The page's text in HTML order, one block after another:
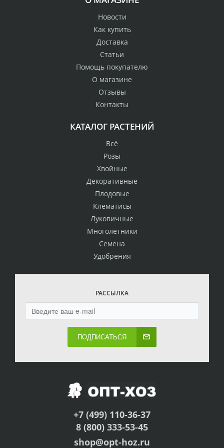
Новости
Как купить
Доставка
Статьи
Помощь покупателю
О магазине
Отзывы
Контакты
КАТАЛОГ РАСТЕНИЙ
Всё
Розы
Хвойные
Декоративные
Плодовые
Клематисы
Луковичные
Многолетники
Семена
Удобрения
РАССЫЛКА
ПОДПИСАТЬСЯ
+7 (499) 110-36-37
8 (800) 333-53-45
shop@opt-hoz.ru